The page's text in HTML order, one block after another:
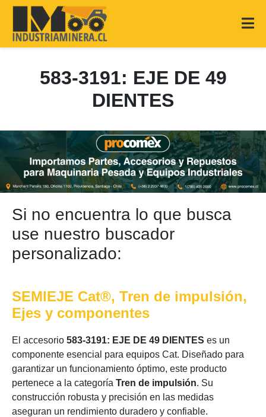
583-3191: EJE DE 49
DIENTES
Si no encuentra lo que busca
use nuestro buscador
personalizado:
SEMIEJE Cat®, Tren de impulsión,
Ejes y componentes
El accesorio 583-3191: EJE DE 49 DIENTES es un
componente esencial para equipos Cat. Diseñado para
garantizar un funcionamiento óptimo, este producto
pertenece a la categoría Tren de impulsión. Su
construcción robusta y precisión en las medidas
aseguran un rendimiento duradero y confiable.